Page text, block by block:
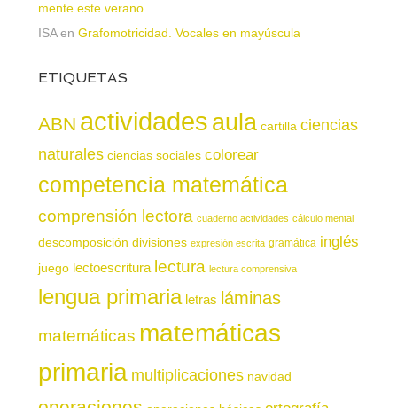
mente este verano
ISAen Grafomotricidad. Vocales en mayúscula
ETIQUETAS
ABN actividadesaula cartilla ciencias
naturales ciencias sociales colorear
competencia matemática
comprensión lectora cuaderno actividades cálculo mental
descomposición divisiones expresión escrita gramática inglés
juego lectoescritura lectura lectura comprensiva
lengua primaria letras láminas
matemáticas matemáticas
primaria multiplicaciones navidad